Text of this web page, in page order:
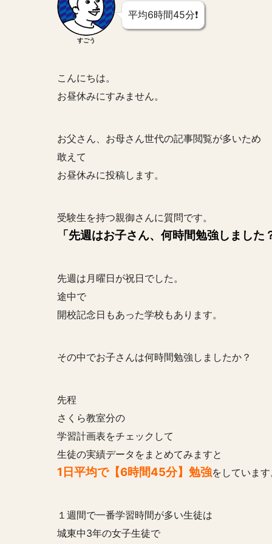
すごう
平均6時間45分❗️
こんにちは。
お昼休みにすみません。
お父さん、お母さん世代の記事閲覧が多いため
敢えて
お昼休みに投稿します。
受験生を持つ親御さんに質問です。
「先週はお子さん、何時間勉強しました
先週は月曜日が祝日でした。
途中で
開校記念日もあった学校もあります。
その中でお子さんは何時間勉強しましたか？
先程
さくら教室分の
学習計画表をチェックして
生徒の実績データをまとめてみますと
1日平均で【6時間45分】勉強をしていま
１週間で一番学習時間が多い生徒は
城東中3年の女子生徒で